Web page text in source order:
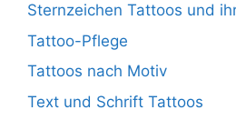
Sternzeichen Tattoos und
Tattoo-Pflege
Tattoos nach Motiv
Text und Schrift Tattoos